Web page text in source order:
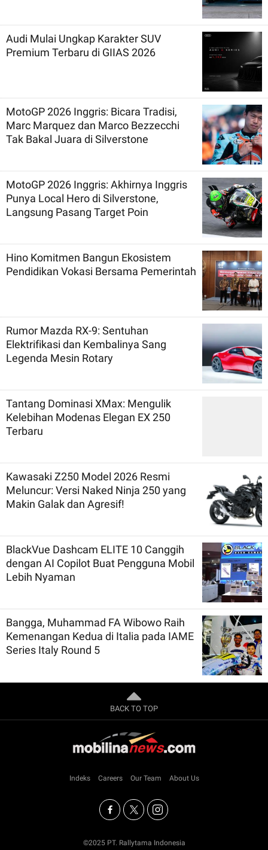
Audi Mulai Ungkap Karakter SUV
Premium Terbaru di GIIAS 2026
MotoGP 2026 Inggris: Bicara Tradisi,
Marc Marquez dan Marco Bezzecchi
Tak Bakal Juara di Silverstone
MotoGP 2026 Inggris: Akhirnya Inggris
Punya Local Hero di Silverstone,
Langsung Pasang Target Poin
Hino Komitmen Bangun Ekosistem
Pendidikan Vokasi Bersama Pemerintah
Rumor Mazda RX-9: Sentuhan
Elektrifikasi dan Kembalinya Sang
Legenda Mesin Rotary
Tantang Dominasi XMax: Mengulik
Kelebihan Modenas Elegan EX 250
Terbaru
Kawasaki Z250 Model 2026 Resmi
Meluncur: Versi Naked Ninja 250 yang
Makin Galak dan Agresif!
BlackVue Dashcam ELITE 10 Canggih
dengan AI Copilot Buat Pengguna Mobil
Lebih Nyaman
Bangga, Muhammad FA Wibowo Raih
Kemenangan Kedua di Italia pada IAME
Series Italy Round 5
BACK TO TOP
Indeks Careers Our Team About Us
©2025 PT. Rallytama Indonesia